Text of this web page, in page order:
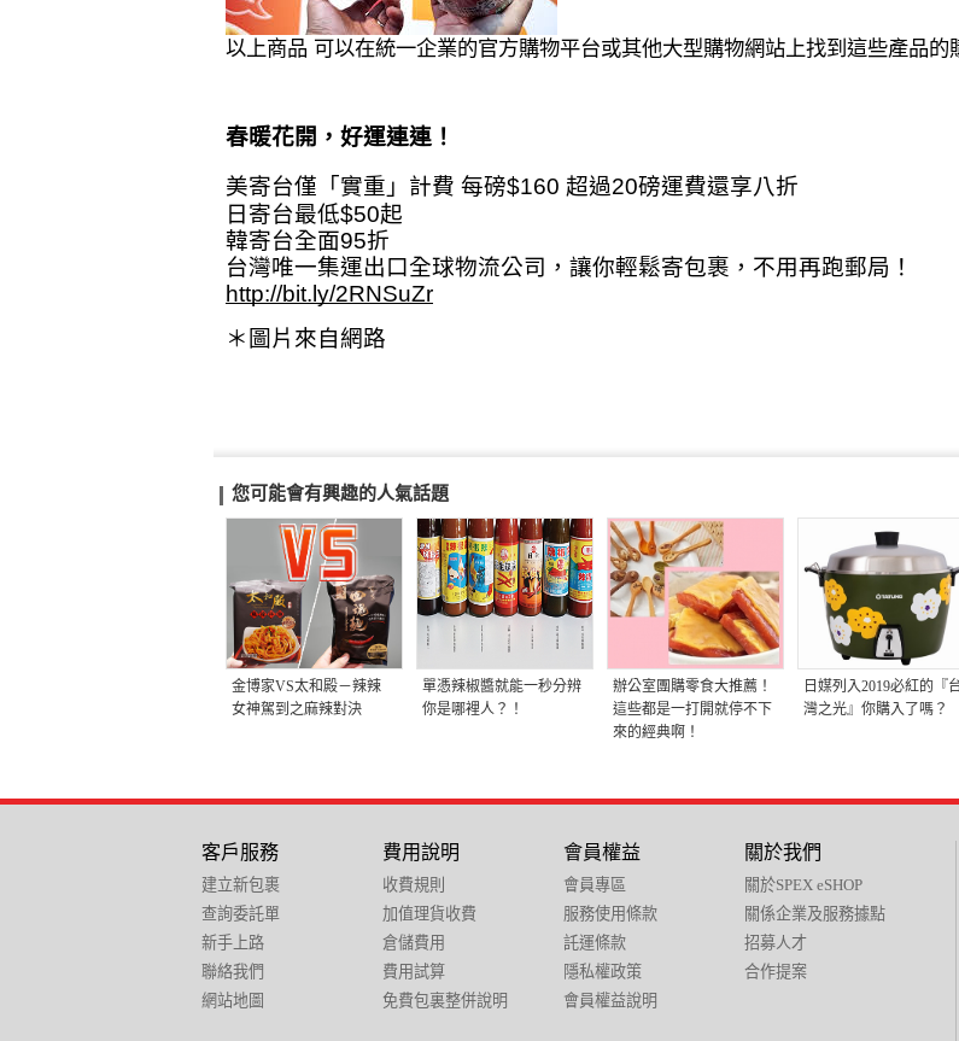
以上商品 可以在統一企業的官方購物平台或其他大型購物網站上找到這些產品的
春暖花開，好運連連！
美寄台僅「實重」計費 每磅$160 超過20磅運費還享八折
日寄台最低$50起
韓寄台全面95折
台灣唯一集運出口全球物流公司，讓你輕鬆寄包裹，不用再跑郵局！
http://bit.ly/2RNSuZr
＊圖片來自網路
您可能會有興趣的人氣話題
金博家VS太和殿－辣辣
女神駕到之麻辣對決
單憑辣椒醬就能一秒分辨
你是哪裡人？！
辦公室團購零食大推薦！
這些都是一打開就停不下
來的經典啊！
日媒列入2019必紅的『
灣之光』你購入了嗎？
客戶服務
建立新包裹
查詢委託單
新手上路
聯絡我們
網站地圖
費用說明
收費規則
加值理貨收費
倉儲費用
費用試算
免費包裏整併說明
會員權益
會員專區
服務使用條款
託運條款
隱私權政策
會員權益說明
關於我們
關於SPEX eSHOP
關係企業及服務據點
招募人才
合作提案